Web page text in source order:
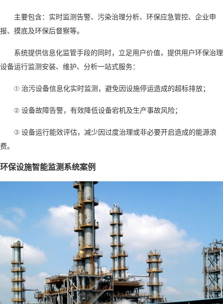
主要包含：实时监测告警、污染治理分析、环保应急管控、企业申
报、摸底及环保后督察等。
系统提供信息化监管手段的同时，立足用户价值，提供用户环保治理
设备运行监测安装、维护、分析一站式服务：
① 治污设备信息化实时监测，避免因设施停运造成的超标排放；
② 设备故障告警，有效降低设备宕机及生产事故风险；
③ 设备运行能效评估，减少因过度治理或非必要开启造成的能源浪
费。
环保设施智能监测系统案例